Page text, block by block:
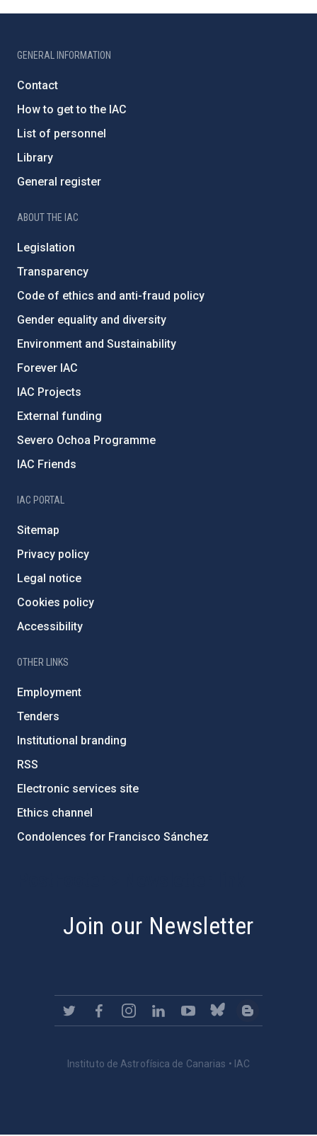
GENERAL INFORMATION
Contact
How to get to the IAC
List of personnel
Library
General register
ABOUT THE IAC
Legislation
Transparency
Code of ethics and anti-fraud policy
Gender equality and diversity
Environment and Sustainability
Forever IAC
IAC Projects
External funding
Severo Ochoa Programme
IAC Friends
IAC PORTAL
Sitemap
Privacy policy
Legal notice
Cookies policy
Accessibility
OTHER LINKS
Employment
Tenders
Institutional branding
RSS
Electronic services site
Ethics channel
Condolences for Francisco Sánchez
Join our Newsletter
Instituto de Astrofísica de Canarias • IAC